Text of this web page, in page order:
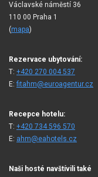
Václavské náměstí 36
110 00 Praha 1
(mapa)
Rezervace ubytování:
T: +420 270 004 537
E:fitahm@euroagentur.cz
Recepce hotelu:
T: +420 734 596 570
E: ahm@eahotels.cz
Naši hosté navštívili také